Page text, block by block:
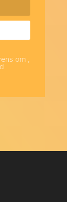
om ,